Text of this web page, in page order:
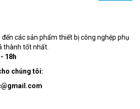
đến các sản phẩm thiết bị công nghệp phụ
thành tốt nhất.
18h
chúng tôi: